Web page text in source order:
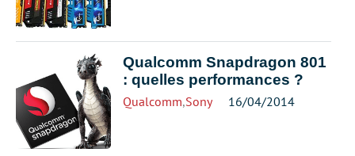
Qualcomm Snapdragon 801
: quelles performances ?
Qualcomm,Sony 16/04/2014